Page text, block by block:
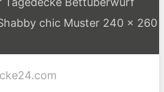
chic Muster 240 x 260